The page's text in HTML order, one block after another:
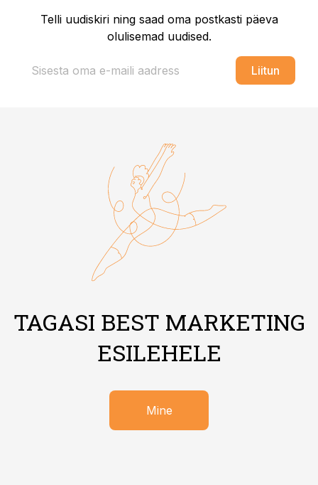
Telli uudiskiri ning saad oma postkasti päeva
olulisemad uudised.
Liitun
TAGASI BEST MARKETING
ESILEHELE
Mine